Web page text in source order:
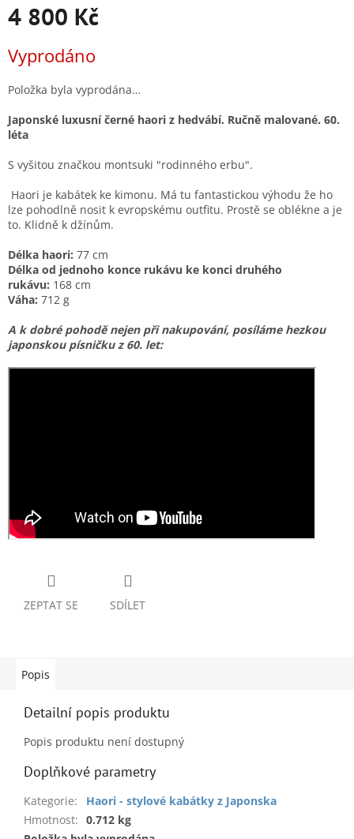
4 800 Kč
cena:
Vyprodáno
Položka byla vyprodána…
Japonské luxusní černé haori z hedvábí. Ručně malované. 60.
léta
S vyšitou značkou montsuki "rodinného erbu".
Haori je kabátek ke kimonu. Má tu fantastickou výhodu že ho
lze pohodlně nosit k evropskému outfitu. Prostě se oblékne a je
to. Klidně k džínům.
Délka haori: 77 cm
Délka od jednoho konce rukávu ke konci druhého
rukávu: 168 cm
Váha: 712 g
A k dobré pohodě nejen při nakupování, posíláme hezkou
japonskou písničku z 60. let:
ZEPTAT SE SDÍLET
Popis
Detailní popis produktu
Popis produktu není dostupný
Doplňkové parametry
Kategorie:
Haori - stylové kabátky z Japonska
Hmotnost: 0.712 kg